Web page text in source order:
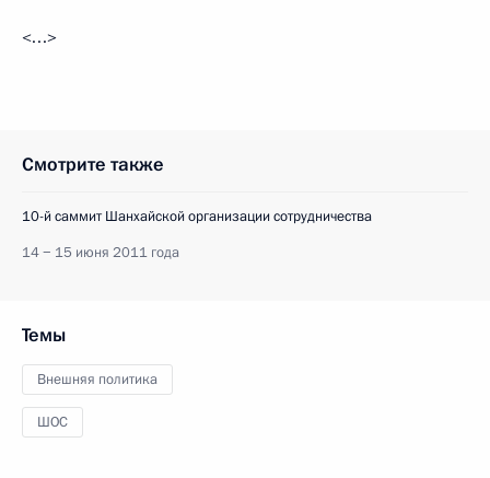
<…>
Смотрите также
10-й саммит Шанхайской организации сотрудничества
14 − 15 июня 2011 года
Темы
Внешняя политика
ШОС